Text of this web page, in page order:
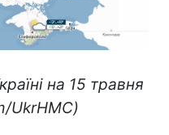
на 15 травня
UkrHMC)